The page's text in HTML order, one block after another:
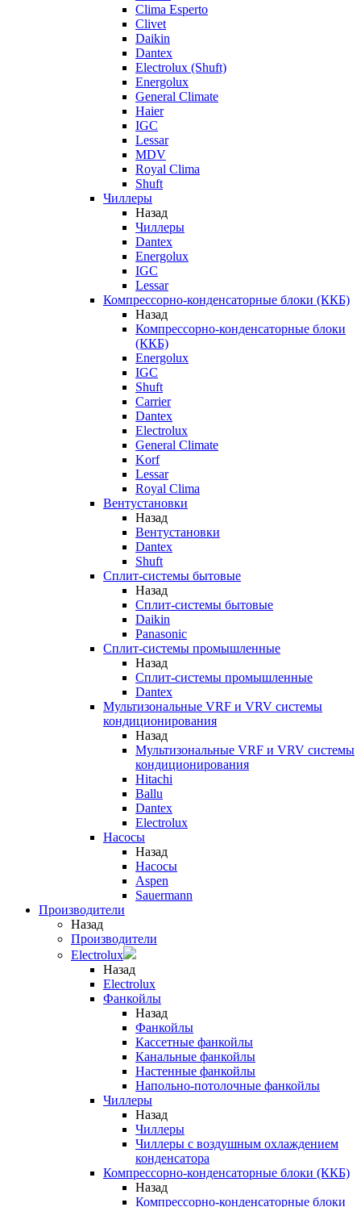
Clima Esperto
Clivet
Daikin
Dantex
Electrolux (Shuft)
Energolux
General Climate
Haier
IGC
Lessar
MDV
Royal Clima
Shuft
Чиллеры
Назад
Чиллеры
Dantex
Energolux
IGC
Lessar
Компрессорно-конденсаторные блоки (ККБ)
Назад
Компрессорно-конденсаторные блоки
(ККБ)
Energolux
IGC
Shuft
Carrier
Dantex
Electrolux
General Climate
Korf
Lessar
Royal Clima
Вентустановки
Назад
Вентустановки
Dantex
Shuft
Сплит-системы бытовые
Назад
Сплит-системы бытовые
Daikin
Panasonic
Сплит-системы промышленные
Назад
Сплит-системы промышленные
Dantex
Мультизональные VRF и VRV системы
кондиционирования
Назад
Мультизональные VRF и VRV системы
кондиционирования
Hitachi
Ballu
Dantex
Electrolux
Насосы
Назад
Насосы
Aspen
Sauermann
Производители
Назад
Производители
Electrolux
Назад
Electrolux
Фанкойлы
Назад
Фанкойлы
Кассетные фанкойлы
Канальные фанкойлы
Настенные фанкойлы
Напольно-потолочные фанкойлы
Чиллеры
Назад
Чиллеры
Чиллеры с воздушным охлаждением
конденсатора
Компрессорно-конденсаторные блоки (ККБ)
Назад
Компрессорно-конденсаторные блоки